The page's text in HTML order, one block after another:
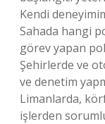
Kendi
Sahada hangi
görev yapan
Şehirlerde ve
ve denetim
Limanlarda,
işlerden